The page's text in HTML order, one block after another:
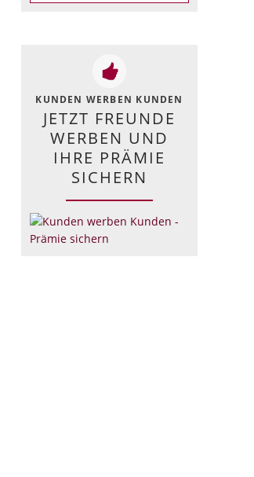
KUNDEN WERBEN KUNDEN
JETZT FREUNDE
WERBEN UND
IHRE PRÄMIE
SICHERN